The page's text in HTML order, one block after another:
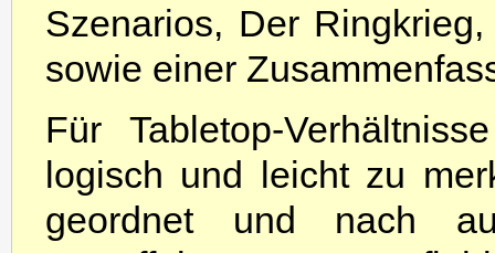
Szenarios, Der
sowie einer
Für Tabletop-
logisch und leicht zu
geordnet und nach